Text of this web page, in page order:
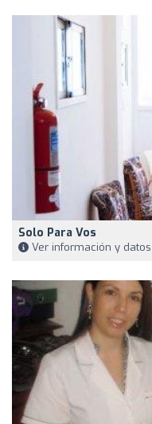
Solo Para Vos
Ver información y